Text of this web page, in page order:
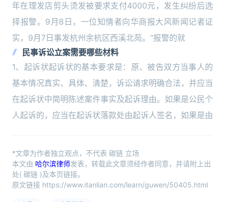
年在理发店剪头烫发被要求支付4000元，发生纠纷后选
择报警。9月8日，一位知情者向华商报大风新闻记者证
实，9月7日事发杭州余杭区西溪北苑。“报警的就
民事诉讼立案需要哪些材料
1、起诉状起诉状的基本要求是：原、被告双方当事人的
基本情况真实、具体、清楚，诉讼请求明确合法，并应当
在起诉状中简明陈述案件事实及起诉理由。如果是公民个
人起诉的，应当在起诉状落款处由起诉人签名，如果是由
*文章为作者独立观点，不代表 碳链 立场
本文由 哈尔滨律师发表，转载此文章须经作者同意，并请附上出
处( 碳链 )及本页链接。
原文链接 https://www.itanlian.com/learn/guwen/50405.html